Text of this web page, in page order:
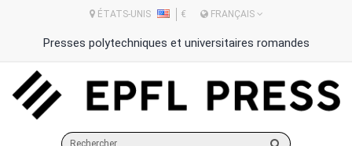
ÉTATS-UNIS € FRANÇAIS
Presses polytechniques et universitaires romandes